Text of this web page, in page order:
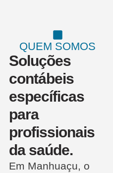
QUEM SOMOS
Soluções
contábeis
específicas
para
profissionais
da saúde.
Em Manhuaçu, o